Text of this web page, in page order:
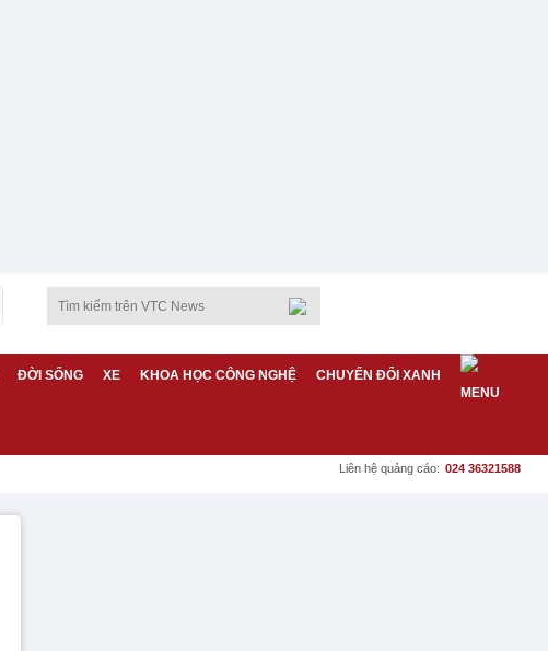
ĐỜI SỐNG XE KHOA HỌC CÔNG NGHỆ CHUYỂN ĐỔI XANH
Liên hệ quảng cáo: 024 36321588